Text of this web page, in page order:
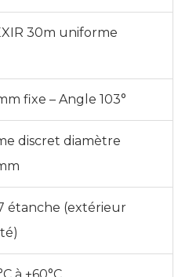
30m uniforme
fixe – Angle 103°
discret diamètre
étanche (extérieur